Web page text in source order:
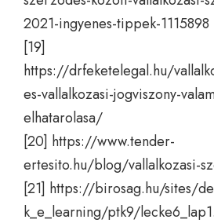
2021-ingyenes-tippek-1115898
[19]
https://drfeketelegal.hu/
es-vallalkozasi-jogviszony-
elhatarolasa/
[20] https://www.tender-
ertesito.hu/blog/vallalkozasi-
[21] https://birosag.hu/sites/
k_e_learning/ptk9/